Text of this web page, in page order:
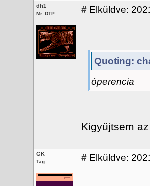
dh1
Mr. DTP # Elküldve:
Quoting:
óperencia
Kigyűjtsem
GK
Tag # Elküldve: